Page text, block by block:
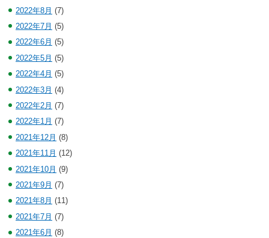
2022年8月 (7)
2022年7月 (5)
2022年6月 (5)
2022年5月 (5)
2022年4月 (5)
2022年3月 (4)
2022年2月 (7)
2022年1月 (7)
2021年12月 (8)
2021年11月 (12)
2021年10月 (9)
2021年9月 (7)
2021年8月 (11)
2021年7月 (7)
2021年6月 (8)